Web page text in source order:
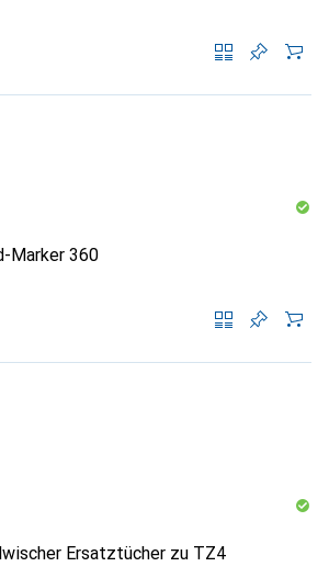
Marker 360
Ersatztücher zu TZ4